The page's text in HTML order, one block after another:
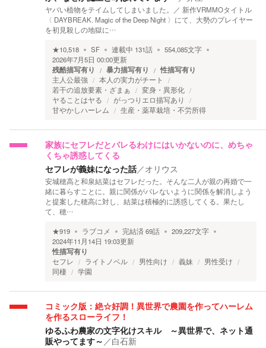
ヤバい植物をテイムしてしまいました。／ 新作VRMMOタイトル
〈 DAYBREAK. Magic of the Deep Night 〉にて、大勢のプレイヤー
を初見殺しの地獄に…
★10,518 SF 連載中 131話 554,085文字
2026年7月5日 00:00更新
残酷描写有り 暴力描写有り 性描写有り
主人公最強
本人の実力がチート
若干の追放要素・ざまぁ
変身・異形化
ヤることはヤる
がっつりエロ描写あり
甘やかしハーレム
生産・薬草栽培・不労所得
家族にセフレだとバレるわけにはいかないのに、めちゃ
くちゃ誘惑してくる
セフレが義妹になった話／オリウス
安城穂高と和泉結菜はセフレだった。そんな二人が親の再婚で一
緒に暮らすことに。親に関係がバレないように関係を解消しよう
と提案した穂高に対し、結菜は積極的に誘惑してくる。果たし
て、穂…
★919 ラブコメ 完結済69話 209,227文字
2024年11月14日 19:03更新
性描写有り
セフレ ライトノベル 男性向け 義妹
男性受け
同棲
学園
コミック版：絶☆好調！異世界で農園を作ってハーレム
を作るスローライフ！
ゆるふわ農家の文字化けスキル ～異世界で、ネット通
販やってます～ ／白石新